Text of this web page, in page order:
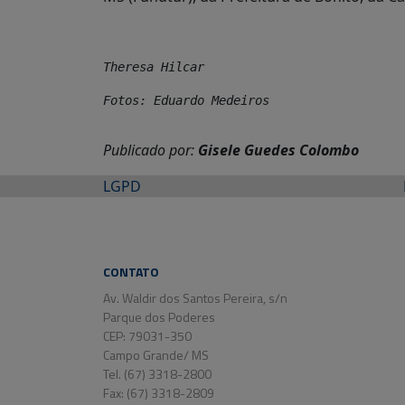
Theresa Hilcar
Fotos: Eduardo Medeiros
Publicado por: Gisele Guedes Colombo
LGPD
CONTATO
Av. Waldir dos Santos Pereira, s/n
Parque dos Poderes
CEP: 79031-350
Campo Grande/ MS
Tel. (67) 3318-2800
Fax: (67) 3318-2809